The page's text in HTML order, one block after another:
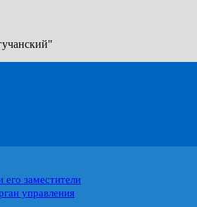
его заместители
управления